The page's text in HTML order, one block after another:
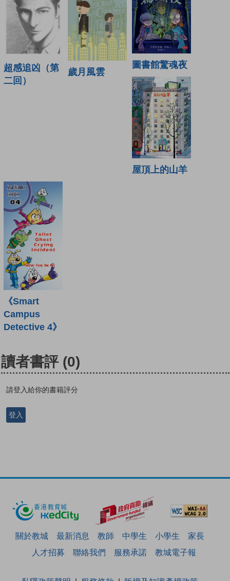
超感追凶（第
二回）
歲月風雲
圖書館驚魂夜
屋頂上的山羊
《Smart
Campus
Detective 4》
讀者書評 (0)
請登入給你的書籍評分
登入
關於教城 最新消息 教師 中學生 小學生
家長
人才招募
聯絡我們 服務承諾 教城電子報